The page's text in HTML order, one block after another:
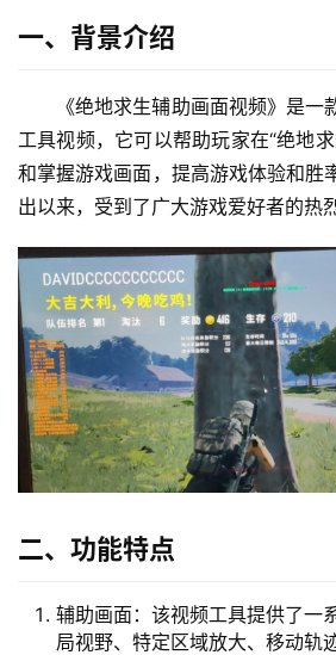
一、背景介绍
《绝地求生辅助画面视频》是一
工具视频，它可以帮助玩家在“绝地
和掌握游戏画面，提高游戏体验和胜
出以来，受到了广大游戏爱好者的热
二、功能特点
辅助画面：该视频工具提供了一
局视野、特定区域放大、移动轨